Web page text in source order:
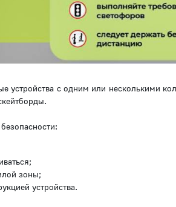
устройства с одним или несколькими
зоны;
устройства.